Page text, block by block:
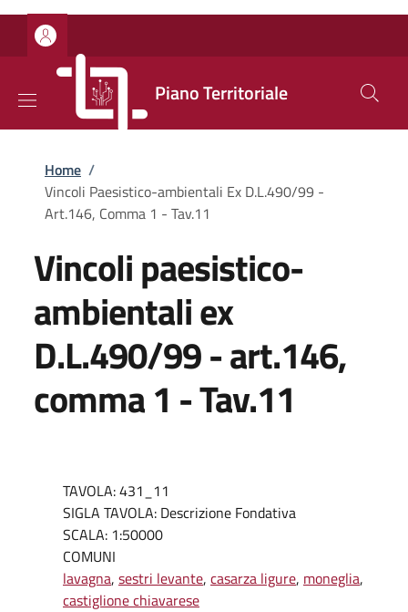
Salta al contenuto principale
Skip to footer content
Piano Territoriale
Briciole di pane
Home /
Vincoli Paesistico-ambientali Ex D.L.490/99 -
Art.146, Comma 1 - Tav.11
Vincoli paesistico-
ambientali ex
D.L.490/99 - art.146,
comma 1 - Tav.11
TAVOLA: 431_11
SIGLA TAVOLA: Descrizione Fondativa
SCALA: 1:50000
COMUNI
lavagna, sestri levante, casarza ligure, moneglia,
castiglione chiavarese